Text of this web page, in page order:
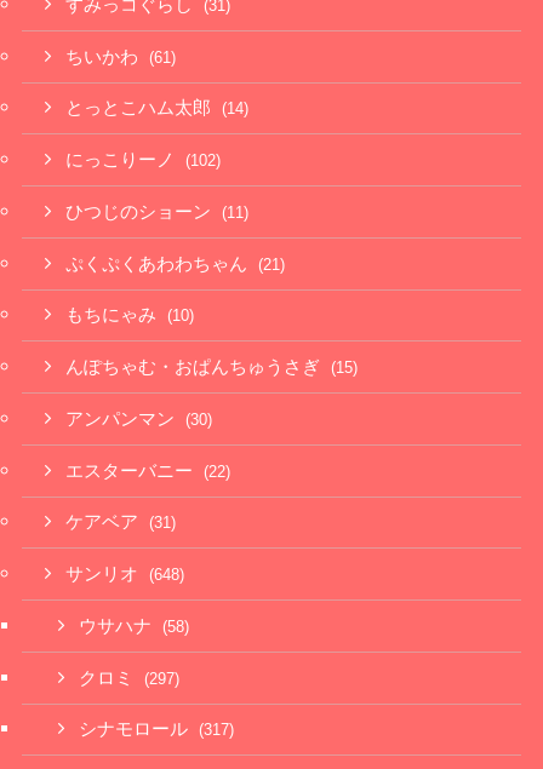
すみっコぐらし (31)
ちいかわ (61)
とっとこハム太郎 (14)
にっこりーノ (102)
ひつじのショーン (11)
ぷくぷくあわわちゃん (21)
もちにゃみ (10)
んぽちゃむ・おぱんちゅうさぎ (15)
アンパンマン (30)
エスターバニー (22)
ケアベア (31)
サンリオ (648)
ウサハナ (58)
クロミ (297)
シナモロール (317)